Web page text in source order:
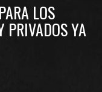
LOS
PRIVADOS YA